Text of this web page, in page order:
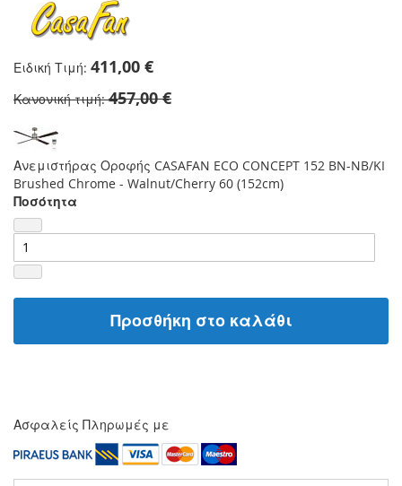
Ειδική Τιμή 411,00 €
Κανονική τιμή 457,00 €
Ανεμιστήρας Οροφής CASAFAN ECO CONCEPT 152 BN-NB/KI
Brushed Chrome - Walnut/Cherry 60 (152cm)
Ποσότητα
Προσθήκη στο καλάθι
Ασφαλείς Πληρωμές με